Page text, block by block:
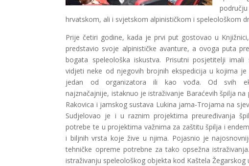
hrvatskom, ali i svjetskom alpinističkom i speleološkom
Prije četiri godine, kada je prvi put gostovao u
predstavio svoje alpinističke avanture, a ovoga puta
bogata speleološka iskustva. Prisutni posjetitelji
vidjeti neke od njegovih brojnih ekspedicija u kojima je
jedan od organizatora ili kao vođa. Od svih
najznačajnije, istaknuo je istraživanje Baraćevih špilja na
Rakovica i jamskog sustava Lukina jama-Trojama na
Sudjelovao je i u raznim projektima preuređivanja
potrebe te u projektima važnima za zaštitu špilja i
i biljnih vrsta koje žive u njima. Pojasnio je
tehničke opreme potrebne za tako opsežna
istraživanju speleološkog objekta kod Kaštela